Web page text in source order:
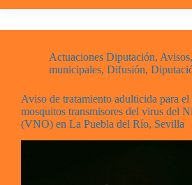
Actuaciones Diputación, Avisos,
municipales, Difusión,
Aviso de tratamiento adulticida para
mosquitos transmisores del virus del
(VNO) en La Puebla del Río, Sevilla